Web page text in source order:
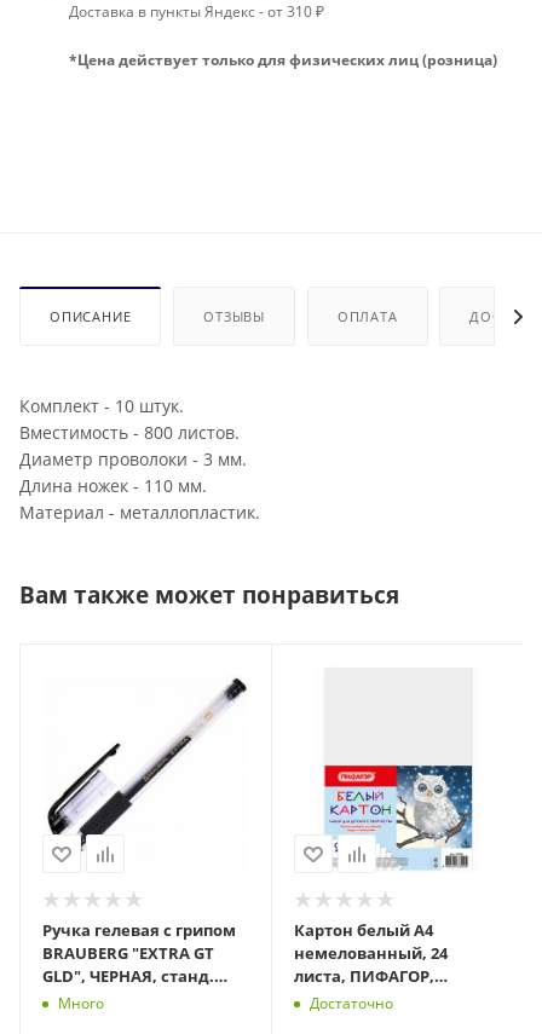
Доставка в пункты Яндекс - от 310 ₽
*Цена действует только для физических лиц (розница)
ОПИСАНИЕ ОТЗЫВЫ ОПЛАТА
Комплект - 10 штук.
Вместимость - 800 листов.
Диаметр проволоки - 3 мм.
Длина ножек - 110 мм.
Материал - металлопластик.
Вам также может понравиться
Ручка гелевая с грипом
BRAUBERG "EXTRA GT
GLD", ЧЕРНАЯ, станд.
узел 0,5 мм, линия 0,35
Много
Картон белый А4
немелованный, 24
листа, ПИФАГОР,
200х290мм, Совушка,
Достаточно